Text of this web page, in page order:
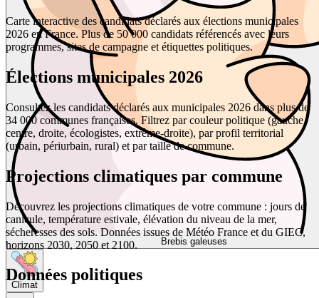
Brebis galeuses
Climat
Carte interactive des candidats déclarés aux élections municipales
2026 en France. Plus de 50 000 candidats référencés avec leurs
programmes, sites de campagne et étiquettes politiques.
Élections municipales 2026
Consultez les candidats déclarés aux municipales 2026 dans plus de
34 000 communes françaises. Filtrez par couleur politique (gauche,
centre, droite, écologistes, extrême-droite), par profil territorial
(urbain, périurbain, rural) et par taille de commune.
Projections climatiques par commune
Découvrez les projections climatiques de votre commune : jours de
canicule, température estivale, élévation du niveau de la mer,
sécheresses des sols. Données issues de Météo France et du GIEC,
horizons 2030, 2050 et 2100.
Données politiques